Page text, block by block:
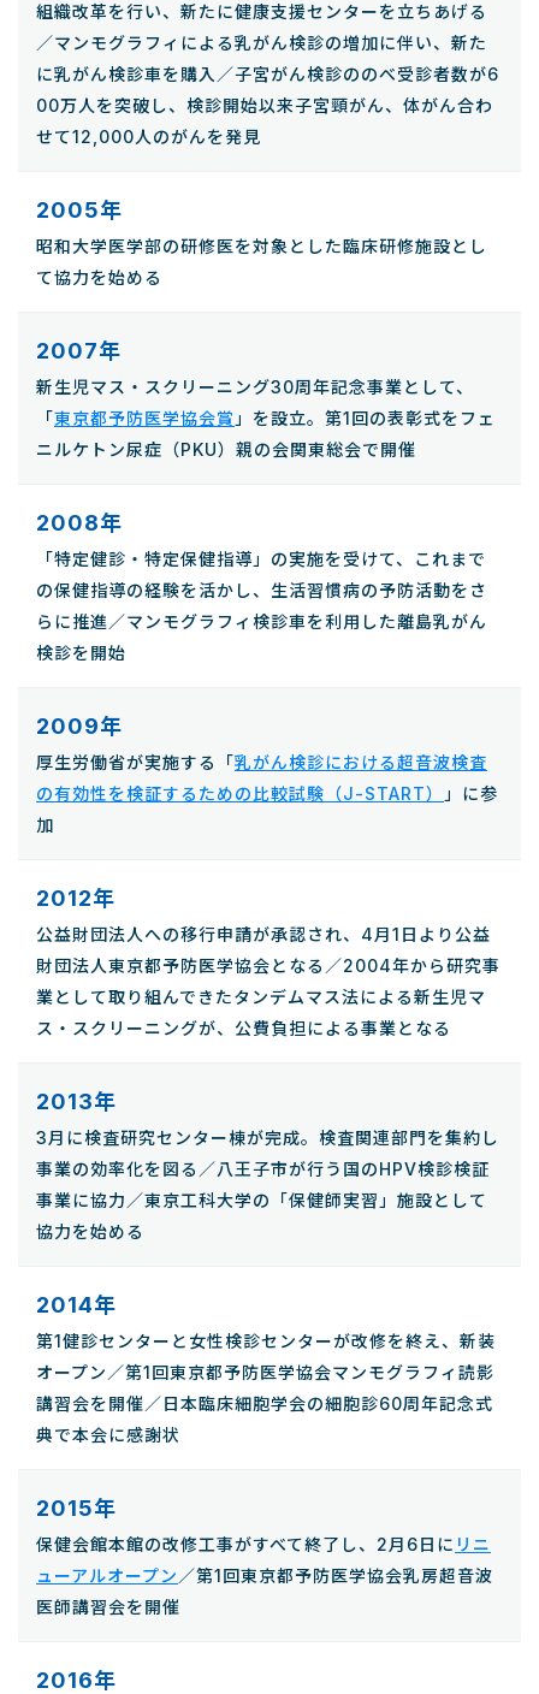
組織改革を行い、新たに健康支援センターを立ちあげる
／マンモグラフィによる乳がん検診の増加に伴い、新た
に乳がん検診車を購入／子宮がん検診ののべ受診者数が6
00万人を突破し、検診開始以来子宮頸がん、体がん合わ
せて12,000人のがんを発見
2005年
昭和大学医学部の研修医を対象とした臨床研修施設とし
て協力を始める
2007年
新生児マス・スクリーニング30周年記念事業として、
「東京都予防医学協会賞 」を設立。第1回の表彰式をフェ
ニルケトン尿症（PKU）親の会関東総会で開催
2008年
「特定健診・特定保健指導」の実施を受けて、これまで
の保健指導の経験を活かし、生活習慣病の予防活動をさ
らに推進／マンモグラフィ検診車を利用した離島乳がん
検診を開始
2009年
厚生労働省が実施する「乳がん検診における超音波検査
の有効性を検証するための比較試験（J-START）
」に参
加
2012年
公益財団法人への移行申請が承認され、4月1日より公益
財団法人東京都予防医学協会となる／2004年から研究事
業として取り組んできたタンデムマス法による新生児マ
ス・スクリーニングが、公費負担による事業となる
2013年
3月に検査研究センター棟が完成。検査関連部門を集約し
事業の効率化を図る／八王子市が行う国のHPV検診検証
事業に協力／東京工科大学の「保健師実習」施設として
協力を始める
2014年
第1健診センターと女性検診センターが改修を終え、新装
オープン／第1回東京都予防医学協会マンモグラフィ読影
講習会を開催／日本臨床細胞学会の細胞診60周年記念式
典で本会に感謝状
2015年
保健会館本館の改修工事がすべて終了し、2月6日に リニ
ューアルオープン ／第1回東京都予防医学協会乳房超音波
医師講習会を開催
2016年